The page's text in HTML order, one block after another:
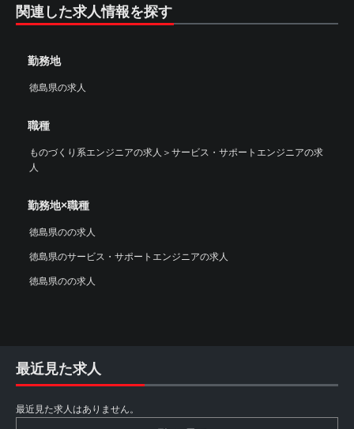
関連した求人情報を探す
勤務地
徳島県の求人
職種
ものづくり系エンジニアの求人 ＞ サービス・サポートエンジニアの求
人
勤務地×職種
徳島県のの求人
徳島県のサービス・サポートエンジニアの求人
徳島県のの求人
最近見た求人
最近見た求人はありません。